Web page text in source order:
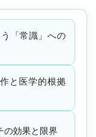
「常識」への
と医学的根拠
の効果と限界